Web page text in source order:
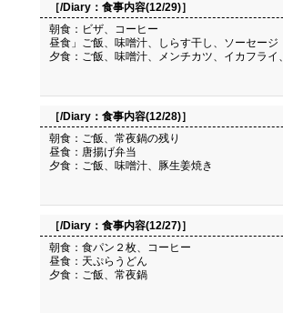
［/Diary： 食事内容(12/29)］
朝食：ビザ、コーヒー
昼食」ご飯、味噌汁、しらす干し、ソーセージ
夕食：ご飯、味噌汁、メンチカツ、イカフライ
［/Diary： 食事内容(12/28)］
朝食：ご飯、常夜鍋の残り
昼食：唐揚げ弁当
夕食：ご飯、味噌汁、豚生姜焼き
［/Diary： 食事内容(12/27)］
朝食：食パン２枚、コーヒー
昼食：天ぷらうどん
夕食：ご飯、常夜鍋